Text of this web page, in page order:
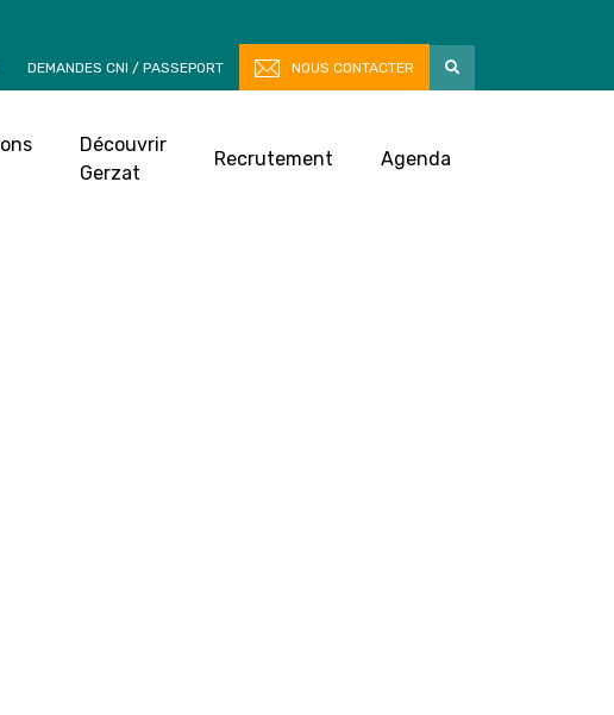
DEMANDES CNI / PASSEPORT NOUS CONTACTER
Découvrir
Gerzat
Recrutement Agenda